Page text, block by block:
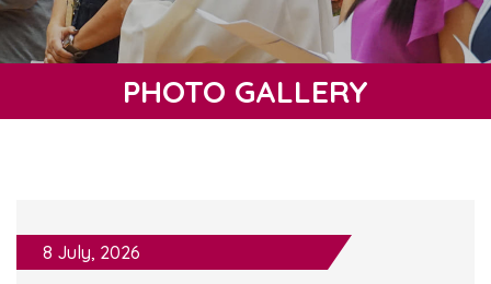
PHOTO GALLERY
8 July, 2026